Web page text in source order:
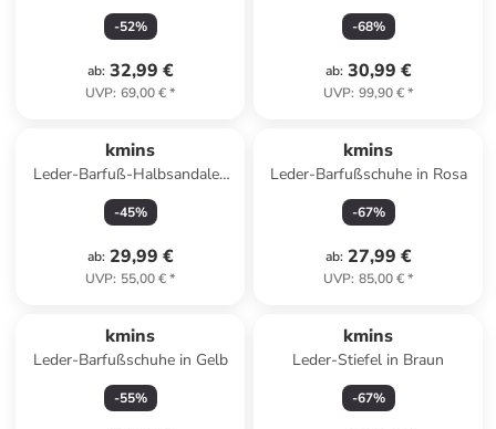
-52%
ab: 32,99 €
UVP: 69,00 €*
-68%
ab: 30,99 €
UVP: 99,90 €*
kmins
Leder-Barfuß-Halbsandalen
in Rosa
-45%
ab: 29,99 €
UVP: 55,00 €*
kmins
Leder-Barfußschuhe in Rosa
-67%
ab: 27,99 €
UVP: 85,00 €*
kmins
Leder-Barfußschuhe in Gelb
-55%
kmins
Leder-Stiefel in Braun
-67%